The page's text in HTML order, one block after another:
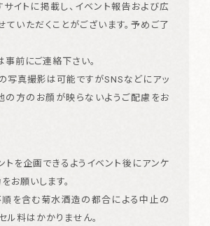
イトに掲載し、イベント報告および広
いただくことがございます。予めご了
事前にご連絡下さい。
写真撮影は可能ですがSNSなどにアッ
の方のお顔が映らないようご配慮をお
トを企画できるようイベント後にアンケ
お願いします。
順を含む菊水酒造の都合による中止の
ル料はかかりません。